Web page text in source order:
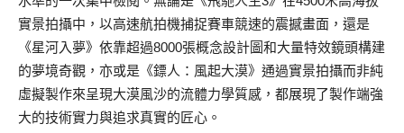
實景拍攝中，以高速航拍機捕捉賽車競速的震撼畫面，還是
《星河入夢》依靠超過8000張概念設計圖和大量特效鏡頭構建
的夢境奇觀，亦或是 《鏢人：風起大漠》 通過實景拍攝而非純
虛擬製作來呈現大漠風沙的流體力學質感，都展現了製作端強
大的技術實力與追求真實的匠心。